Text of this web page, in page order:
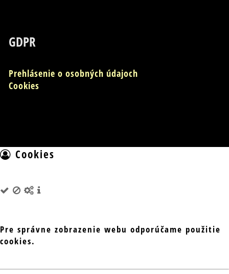
GDPR
Prehlásenie o osobných údajoch
Cookies
Cookies
Pre správne zobrazenie webu odporúčame použitie
cookies.